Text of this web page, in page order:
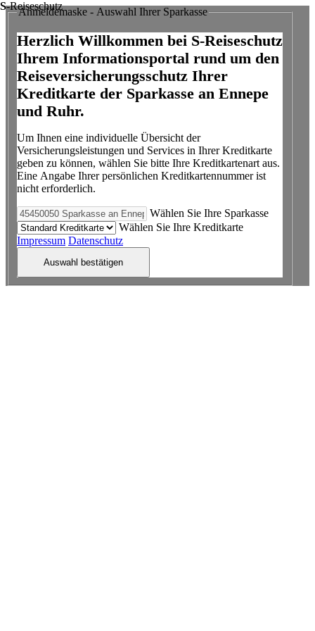
S-Reiseschutz
Anmeldemaske - Auswahl Ihrer Sparkasse
Herzlich Willkommen bei S-Reiseschutz
Ihrem Informationsportal rund um den
Reiseversicherungsschutz Ihrer
Kreditkarte der Sparkasse an Ennepe
und Ruhr.
Um Ihnen eine individuelle Übersicht der
Versicherungsleistungen und Services in Ihrer Kreditkarte
geben zu können, wählen Sie bitte Ihre Kreditkartenart aus.
Eine Angabe Ihrer persönlichen Kreditkartennummer ist
nicht erforderlich.
Wählen Sie Ihre Sparkasse
Wählen Sie Ihre Kreditkarte
Impressum Datenschutz
Auswahl bestätigen